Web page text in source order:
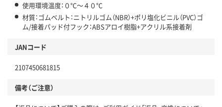
使用環境温度：０℃～４０℃
材質：ゴムベルト：ニトリルゴム（NBR）+ポリ塩化ビニル（PVC）ゴ
ム/接着パッド付フック：ABSアロイ樹脂+アクリル系接着剤
JANコード
2107450681815
備考（ご注意）